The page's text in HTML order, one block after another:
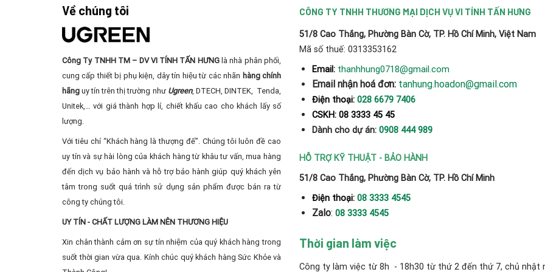
Về chúng tôi
Công Ty TNHH TM – DV VI TÍNH TẤN HƯNG là nhà phân phối,
cung cấp thiết bị phụ kiện, dây tín hiệu từ các nhãn hàng chính
hãng uy tín trên thị trường như Ugreen, DTECH, DINTEK, Tenda,
Unitek,… với giá thành hợp lí, chiết khấu cao cho khách lấy số
lượng.
Với tiêu chí “Khách hàng là thượng đế”. Chúng tôi luôn đề cao
uy tín và sự hài lòng của khách hàng từ khâu tư vấn, mua hàng
đến dịch vụ bảo hành và hỗ trợ bảo hành giúp quý khách yên
tâm trong suốt quá trình sử dụng sản phẩm được bán ra từ
công ty chúng tôi.
UY TÍN - CHẤT LƯỢNG LÀM NÊN THƯƠNG HIỆU
Xin chân thành cảm ơn sự tín nhiệm của quý khách hàng trong
suốt thời gian vừa qua. Kính chúc quý khách hàng Sức Khỏe và
CÔNG TY TNHH THƯƠNG MẠI DỊCH VỤ VI TÍNH TẤN HƯNG
51/8 Cao Thắng, Phường Bàn Cờ, TP. Hồ Chí Minh, Việt Nam
Mã số thuế: 0313353162
Email: thanhhung0718@gmail.com
Email nhận hoá đơn: tanhung.hoadon@gmail.com
Điện thoại: 028 6679 7406
CSKH: 08 3333 45 45
Dành cho dự án: 0908 444 989
HỖ TRỢ KỸ THUẬT - BẢO HÀNH
51/8 Cao Thắng, Phường Bàn Cờ, TP. Hồ Chí Minh
Điện thoại: 08 3333 4545
Zalo: 08 3333 4545
Thời gian làm việc
Công ty làm việc từ 8h - 18h30 từ thứ 2 đến thứ 7, chủ nhật